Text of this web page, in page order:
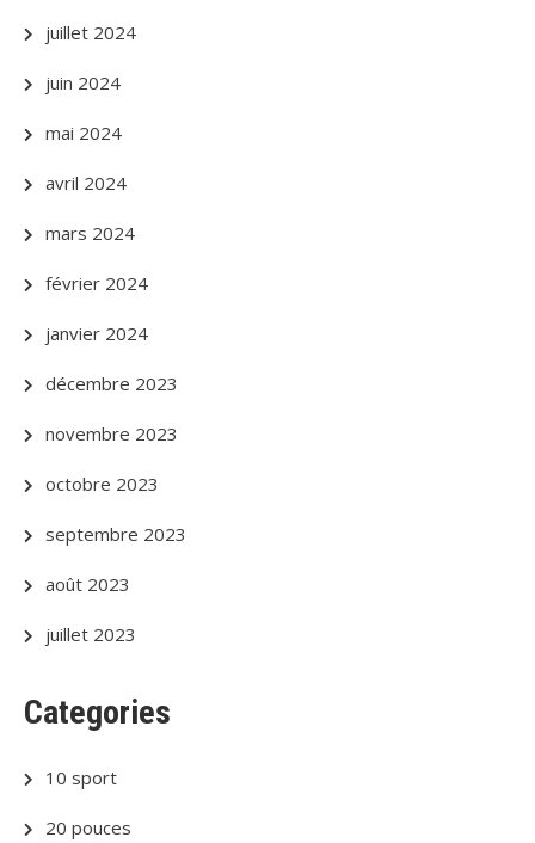
juillet 2024
juin 2024
mai 2024
avril 2024
mars 2024
février 2024
janvier 2024
décembre 2023
novembre 2023
octobre 2023
septembre 2023
août 2023
juillet 2023
Categories
10 sport
20 pouces